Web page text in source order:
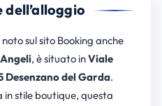
dell’alloggio
noto sul sito Booking anche
, è situato inViale
Desenzano del Garda.
stile boutique, questa